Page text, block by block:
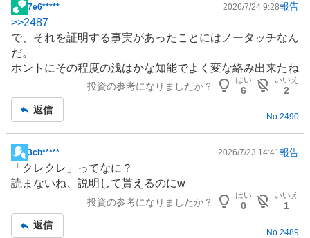
掲
示
板
記
事
7e6***** 2026/7/24 9:28報告
>>2487
で、それを証明する事実があったことにはノータッチなん
だ。
ホントにその程度の浅はかな知能でよく変な絡み出来たね
投資の参考になりましたか？
はい
6
いいえ
2
返信
No.2490
掲
板
3cb***** 2026/7/23 14:41報告
「クレクレ」ってなに？
読まないね、説明して貰えるのにw
投資の参考になりましたか？
はい
0
いいえ
1
返信
No. 2489